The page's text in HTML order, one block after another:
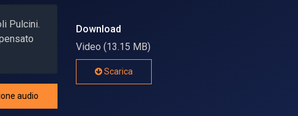
Pulcini.
audio
Download
Video (13.15 MB)
Scarica